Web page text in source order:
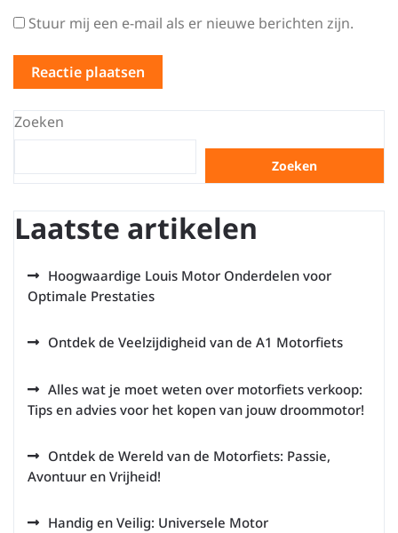
Stuur mij een e-mail als er nieuwe berichten zijn.
Zoeken
Zoeken
Laatste artikelen
Hoogwaardige Louis Motor Onderdelen voor
Optimale Prestaties
Ontdek de Veelzijdigheid van de A1 Motorfiets
Alles wat je moet weten over motorfiets verkoop:
Tips en advies voor het kopen van jouw droommotor!
Ontdek de Wereld van de Motorfiets: Passie,
Avontuur en Vrijheid!
Handig en Veilig: Universele Motor